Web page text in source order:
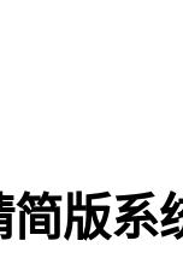
版系